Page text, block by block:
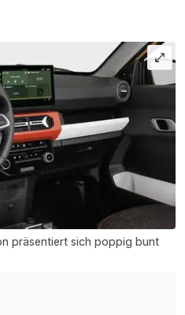
präsentiert sich poppig bunt